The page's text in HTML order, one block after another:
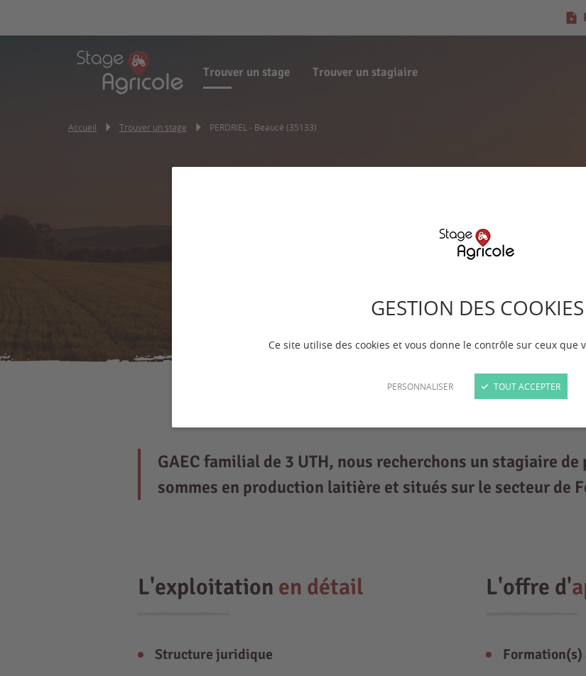
GESTION DES COOKIES
Ce site utilise des cookies et vous donne le contrôle sur ceux que
PERSONNALISER TOUT ACCEPTER
Trouver un stage Trouver un stagiaire
Accueil Trouver un stage PERDRIEL - Beaucé (35133)
PERDRIEL - Beaucé
GAEC familial de 3 UTH, nous recherchons un stagiaire de
sommes en production laitière et situés sur le secteur de
L'exploitation en détail
Structure juridique
L'offre d'
Formation(s)